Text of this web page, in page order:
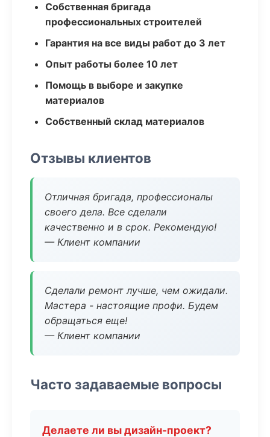
Собственная бригада
профессиональных строителей
Гарантия на все виды работ до 3 лет
Опыт работы более 10 лет
Помощь в выборе и закупке
материалов
Собственный склад материалов
Отзывы клиентов
Отличная бригада, профессионалы
своего дела. Все сделали
качественно и в срок. Рекомендую!
— Клиент компании
Сделали ремонт лучше, чем ожидали.
Мастера - настоящие профи. Будем
обращаться еще!
— Клиент компании
Часто задаваемые вопросы
Делаете ли вы дизайн-проект?